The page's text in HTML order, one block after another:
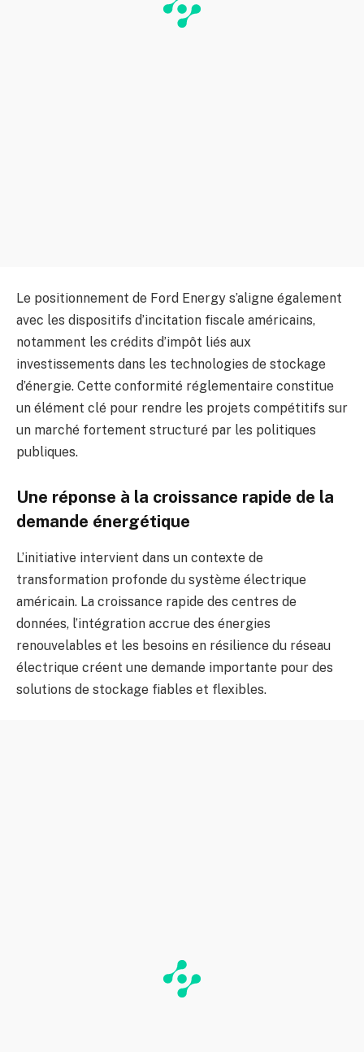
Le positionnement de Ford Energy s’aligne également
avec les dispositifs d’incitation fiscale américains,
notamment les crédits d’impôt liés aux
investissements dans les technologies de stockage
d’énergie. Cette conformité réglementaire constitue
un élément clé pour rendre les projets compétitifs sur
un marché fortement structuré par les politiques
publiques.
Une réponse à la croissance rapide de la
demande énergétique
L’initiative intervient dans un contexte de
transformation profonde du système électrique
américain. La croissance rapide des centres de
données, l’intégration accrue des énergies
renouvelables et les besoins en résilience du réseau
électrique créent une demande importante pour des
solutions de stockage fiables et flexibles.